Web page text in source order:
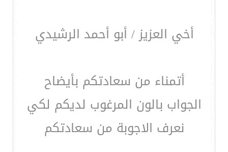
أخي العزيز / أبو أحمد الرشيدي
أتمناء من سعادتكم بأيضاح
الجواب بالون المرغوب لديكم لكي
نعرف الاجوبة من سعادتكم